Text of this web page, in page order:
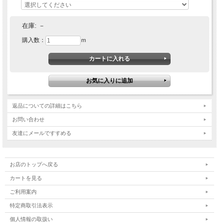
在庫: －
購入数： ｍ
返品についての詳細はこちら
お問い合わせ
友達にメールですすめる
お店のトップへ戻る
カートを見る
ご利用案内
特定商取引法表示
個人情報の取扱い